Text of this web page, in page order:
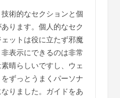
術的なセクションと個
ります。個人的なセク
ットは役に立たず邪魔
表示にできるのは非常
晴らしいですし、ウェ
ずっとうまくパーソナ
りました。ガイドをあ